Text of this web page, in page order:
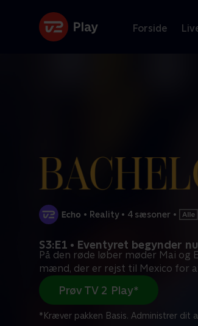
Forside
• Reality • 4 sæsoner •
S3:E1 • Eventyret begynder nu
På den røde løber møder Mai og
mænd, der er rejst til Mexico for
Prøv TV 2 Play*
*Kræver pakken Basis. Administrer dit